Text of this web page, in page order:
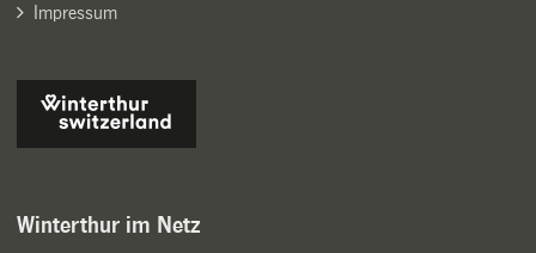
Impressum
Winterthur im Netz